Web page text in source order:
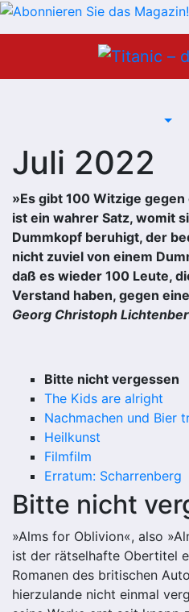
Juli 2022
»Es gibt 100 Witzige
ist ein wahrer Satz, womit
Dummkopf beruhigt, der
nicht zuviel von einem
daß es wieder 100 Leute,
Verstand haben, gegen
Georg Christoph
Bitte nicht vergessen
The Kids are alright
Nachmachen und Bier
Heilkunst
Filmfilm
Erratum: Scharrenberg
Bitte nicht
»Alms for Oblivion«, also
ist der rätselhafte Obertitel
Romanen des britischen
hierzulande nicht einmal